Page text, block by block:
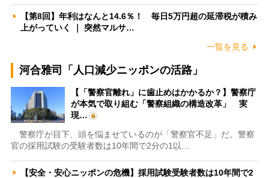
【第8回】年利はなんと14.6％！ 毎日5万円超の延滞税が積み
上がっていく ｜ 突然マルサ…
一覧を見る
河合雅司「人口減少ニッポンの活路」
【「警察官離れ」に歯止めはかかるか？】警察庁
が本気で取り組む「警察組織の構造改革」 実
現…
警察庁が目下、頭を悩ませているのが「警察官不足」だ。警察
官の採用試験の受験者数は10年間で2分の1以…
【安全・安心ニッポンの危機】採用試験受験者数は10年間で2